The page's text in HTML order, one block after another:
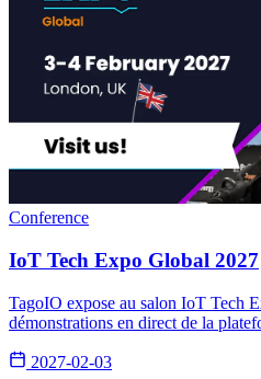
Conference
IoT Tech Expo Global 2027
TagoIO expose au salon IoT Tech
démonstrations en direct de la
2027-02-03